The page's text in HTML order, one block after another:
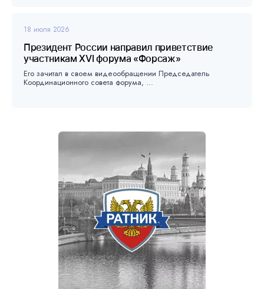
18 июля 2026
Президент России направил приветствие
участникам XVI форума «Форсаж»
Его зачитал в своем видеообращении Председатель
Координационного совета форума, ...